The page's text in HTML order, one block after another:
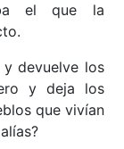
el que la
devuelve los
y deja los
que vivían